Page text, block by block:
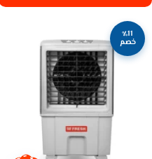
٪11
خصم